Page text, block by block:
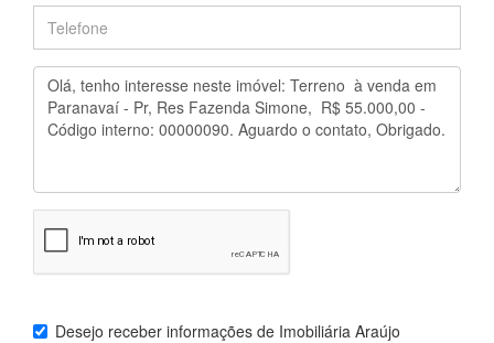
Desejo receber informações de Imobiliária Araújo